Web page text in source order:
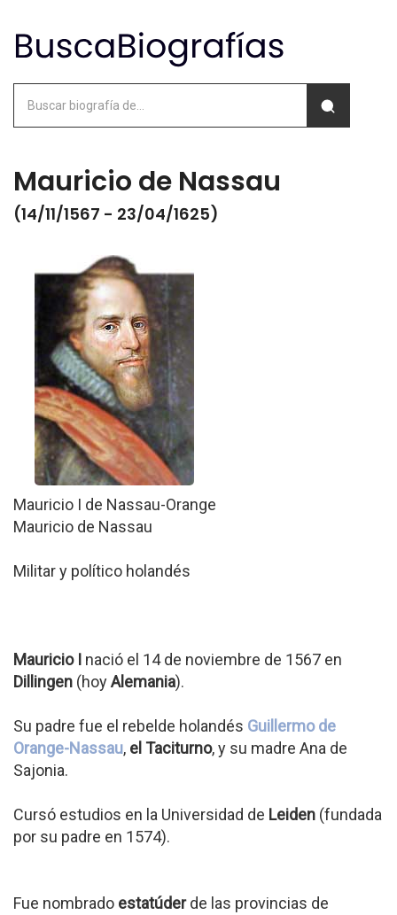
Mauricio de Nassau
(14/11/1567 - 23/04/1625)
Mauricio I de Nassau-Orange
Mauricio de Nassau
Militar y político holandés
Mauricio I nació el 14 de noviembre de 1567 en
Dillingen (hoyAlemania).
Su padre fue el rebelde holandés Guillermo de
Orange-Nassau, el Taciturno, y su madre Ana de
Sajonia.
Cursó estudios en la Universidad de Leiden (fundada
por su padre en 1574).
Fue nombrado estatúderde las provincias de